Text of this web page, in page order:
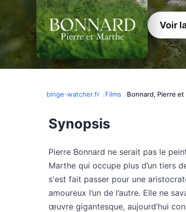
Voir
binge-watcher.fr Films Bonnard, Pierre et
Synopsis
Pierre Bonnard ne serait pas le
Marthe qui occupe plus d’un tiers
s'est fait passer pour une
amoureux l’un de l’autre. Elle ne
œuvre gigantesque, aujourd’hui